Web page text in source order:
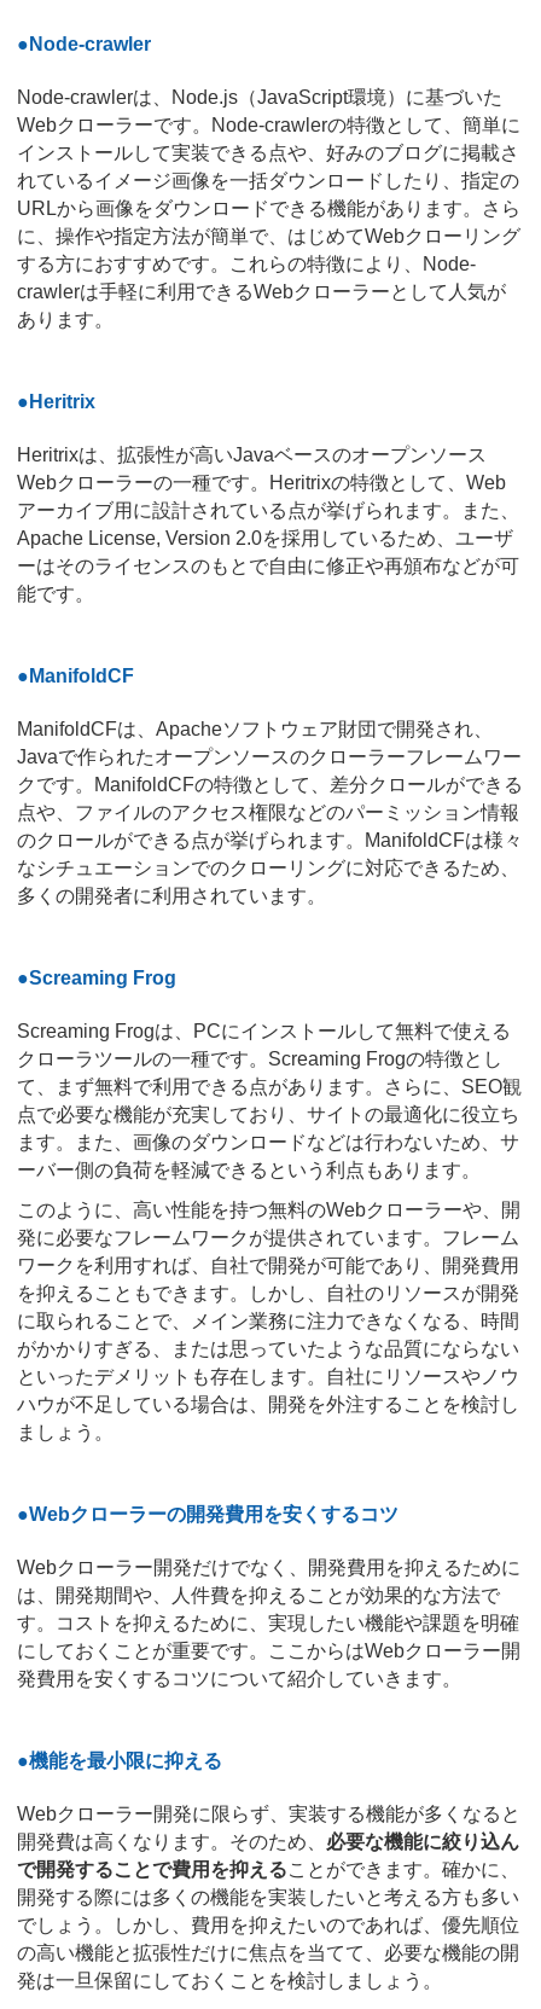
●Node-crawler
Node-crawlerは、Node.js（JavaScript環境）に基づいた
Webクローラーです。Node-crawlerの特徴として、簡単に
インストールして実装できる点や、好みのブログに掲載さ
れているイメージ画像を一括ダウンロードしたり、指定の
URLから画像をダウンロードできる機能があります。さら
に、操作や指定方法が簡単で、はじめてWebクローリング
する方におすすめです。これらの特徴により、Node-
crawlerは手軽に利用できるWebクローラーとして人気が
あります。
●Heritrix
Heritrixは、拡張性が高いJavaベースのオープンソース
Webクローラーの一種です。Heritrixの特徴として、Web
アーカイブ用に設計されている点が挙げられます。また、
Apache License, Version 2.0を採用しているため、ユーザ
ーはそのライセンスのもとで自由に修正や再頒布などが可
能です。
●ManifoldCF
ManifoldCFは、Apacheソフトウェア財団で開発され、
Javaで作られたオープンソースのクローラーフレームワー
クです。ManifoldCFの特徴として、差分クロールができる
点や、ファイルのアクセス権限などのパーミッション情報
のクロールができる点が挙げられます。ManifoldCFは様々
なシチュエーションでのクローリングに対応できるため、
多くの開発者に利用されています。
●Screaming Frog
Screaming Frogは、PCにインストールして無料で使える
クローラツールの一種です。Screaming Frogの特徴とし
て、まず無料で利用できる点があります。さらに、SEO観
点で必要な機能が充実しており、サイトの最適化に役立ち
ます。また、画像のダウンロードなどは行わないため、サ
ーバー側の負荷を軽減できるという利点もあります。
このように、高い性能を持つ無料のWebクローラーや、開
発に必要なフレームワークが提供されています。フレーム
ワークを利用すれば、自社で開発が可能であり、開発費用
を抑えることもできます。しかし、自社のリソースが開発
に取られることで、メイン業務に注力できなくなる、時間
がかかりすぎる、または思っていたような品質にならない
といったデメリットも存在します。自社にリソースやノウ
ハウが不足している場合は、開発を外注することを検討し
ましょう。
●Webクローラーの開発費用を安くするコツ
Webクローラー開発だけでなく、開発費用を抑えるために
は、開発期間や、人件費を抑えることが効果的な方法で
す。コストを抑えるために、実現したい機能や課題を明確
にしておくことが重要です。ここからはWebクローラー開
発費用を安くするコツについて紹介していきます。
●機能を最小限に抑える
Webクローラー開発に限らず、実装する機能が多くなると
開発費は高くなります。そのため、 必要な機能に絞り込ん
で開発することで費用を抑えることができます。確かに、
開発する際には多くの機能を実装したいと考える方も多い
でしょう。しかし、費用を抑えたいのであれば、優先順位
の高い機能と拡張性だけに焦点を当てて、必要な機能の開
発は一旦保留にしておくことを検討しましょう。